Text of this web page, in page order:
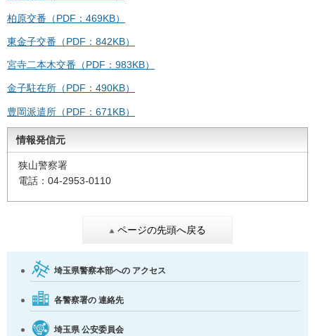
柏原交番（PDF：469KB）
東金子交番（PDF：842KB）
宮寺二本木交番（PDF：983KB）
金子駐在所（PDF：490KB）
豊岡派遣所（PDF：671KB）
情報発信元
狭山警察署
電話：04-2953-0110
ページの先頭へ戻る
埼玉県警察本部への アクセス
各警察署の 連絡先
埼玉県 公安委員会